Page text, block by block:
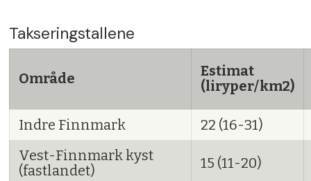
Takseringstallene
Område
Estimat
(liryper/km2)
Indre Finnmark
22 (16-31)
Vest-Finnmark kyst
(fastlandet)
15 (11-20)